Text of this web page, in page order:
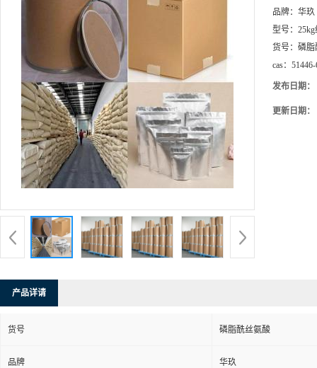
品牌： 华玖
型号：
货号： 磷脂
cas：
发布日期：
更新日期：
产品详请
货号 磷脂酰丝氨酸
品牌 华玖